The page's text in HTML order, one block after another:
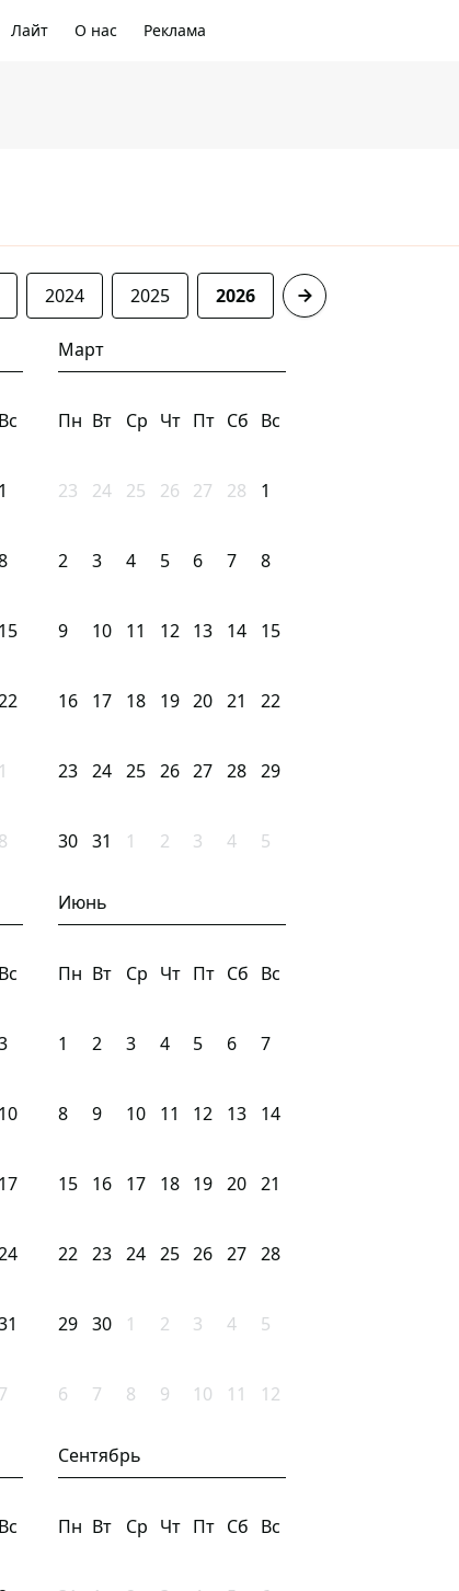
Лайт О нас Реклама
2024 2025 2026
Вс
1
15
1
8
Март
Пн Вт Ср Чт Пт Сб Вс
23 24 25 26 27 28 1
2 3 4 5 6 7 8
9 10 11 12 13 14 15
16 17 18 19 20 21 22
23 24 25 26 27 28 29
30 31 1 2 3 4 5
Вс
10
17
7
Июнь
Пн Вт Ср Чт Пт Сб Вс
1 2 3 4 5 6 7
8 9 10 11 12 13 14
15 16 17 18 19 20 21
22 23 24 25 26 27 28
29 30 1 2 3 4 5
6 7 8 9 10 11 12
Вс
Сентябрь
Пн Вт Ср Чт Пт Сб Вс